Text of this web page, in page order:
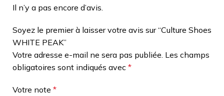
Il n’y a pas encore d’avis.
Soyez le premier à laisser votre avis sur “Culture Shoes
WHITE PEAK”
Votre adresse e-mail ne sera pas publiée. Les champs
obligatoires sont indiqués avec *
Votre note *